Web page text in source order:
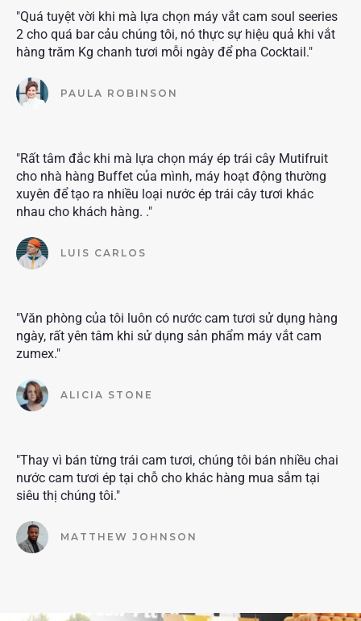
"Quá tuyệt vời khi mà lựa chọn máy vắt cam soul seeries
2 cho quá bar cảu chúng tôi, nó thực sự hiệu quả khi vắt
hàng trăm Kg chanh tươi mỗi ngày để pha Cocktail."
PAULA ROBINSON
"Rất tâm đắc khi mà lựa chọn máy ép trái cây Mutifruit
cho nhà hàng Buffet của mình, máy hoạt động thường
xuyên để tạo ra nhiều loại nước ép trái cây tươi khác
nhau cho khách hàng. ."
LUIS CARLOS
"Văn phòng của tôi luôn có nước cam tươi sử dụng hàng
ngày, rất yên tâm khi sử dụng sản phẩm máy vắt cam
zumex."
ALICIA STONE
"Thay vì bán từng trái cam tươi, chúng tôi bán nhiều chai
nước cam tươi ép tại chỗ cho khác hàng mua sắm tại
siêu thị chúng tôi."
MATTHEW JOHNSON